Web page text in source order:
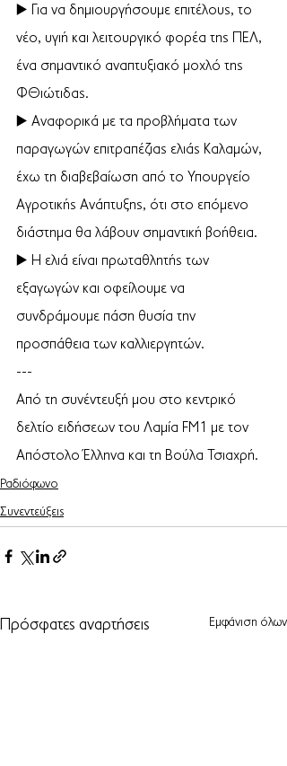
▶️ Για να δημιουργήσουμε επιτέλους, το
νέο, υγιή και λειτουργικό φορέα της ΠΕΛ,
ένα σημαντικό αναπτυξιακό μοχλό της
ΦΘιώτιδας.
▶️ Αναφορικά με τα προβλήματα των
παραγωγών επιτραπέζιας ελιάς Καλαμών,
έχω τη διαβεβαίωση από το Υπουργείο
Αγροτικής Ανάπτυξης, ότι στο επόμενο
διάστημα θα λάβουν σημαντική βοήθεια.
▶️ Η ελιά είναι πρωταθλητής των
εξαγωγών και οφείλουμε να
συνδράμουμε πάση θυσία την
προσπάθεια των καλλιεργητών.
---
Από τη συνέντευξή μου στο κεντρικό
δελτίο ειδήσεων του Λαμία FM1 με τον
Απόστολο Έλληνα και τη Βούλα Τσιαχρή.
Ραδιόφωνο
Συνεντεύξεις
Πρόσφατες αναρτήσεις Εμφάνιση όλων